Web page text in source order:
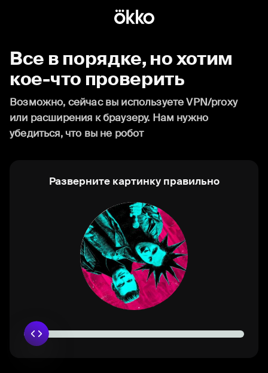
Все в порядке, но хотим
кое-что проверить
Возможно, сейчас вы используете VPN/proxy
или расширения к браузеру. Нам нужно
убедиться, что вы не робот
Разверните картинку правильно